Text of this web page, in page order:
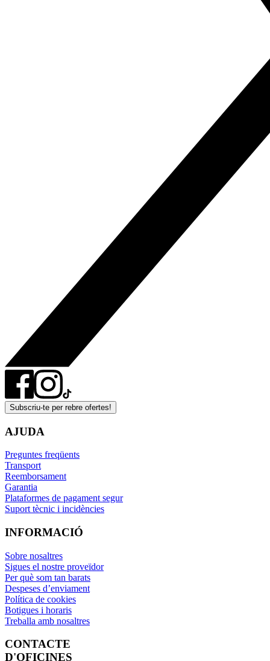
Subscriu-te per rebre ofertes!
AJUDA
Preguntes freqüents
Transport
Reemborsament
Garantia
Plataformes de pagament segur
Suport tècnic i incidències
INFORMACIÓ
Sobre nosaltres
Sigues el nostre proveïdor
Per què som tan barats
Despeses d’enviament
Política de cookies
Botigues i horaris
Treballa amb nosaltres
CONTACTE
D'OFICINES